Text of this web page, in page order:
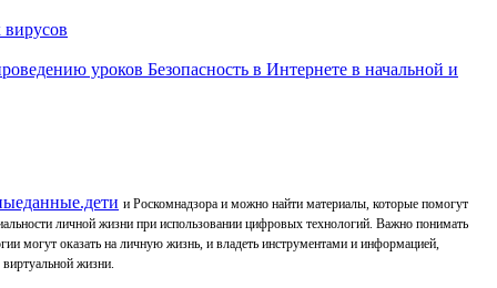
уроков Безопасность в Интернете в начальной и
и Роскомнадзора и можно найти материалы, которые помогут
личной жизни при использовании цифровых технологий. Важно понимать
могут оказать на личную жизнь, и владеть инструментами и информацией,
жизни.